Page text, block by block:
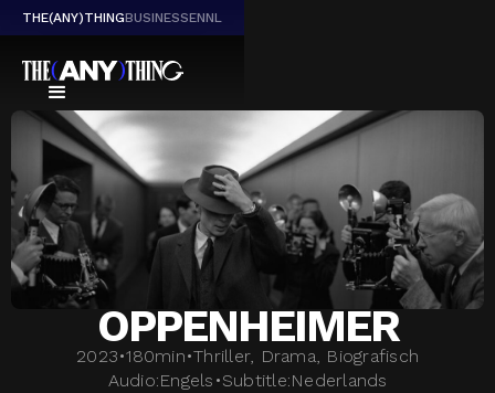
THE(ANY)THINGBUSINESSENNL
OPPENHEIMER
2023•180min•Thriller, Drama, Biografisch
Audio:Engels •Subtitle:Nederlands